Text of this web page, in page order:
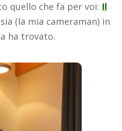
quello che fa per voi: Il
(la mia cameraman) in
ha trovato.